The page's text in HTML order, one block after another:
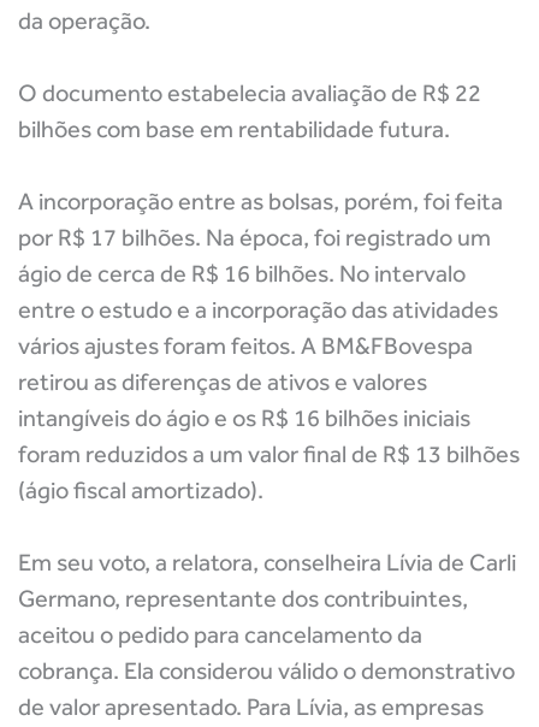
da operação.
O documento estabelecia avaliação de R$ 22
bilhões com base em rentabilidade futura.
A incorporação entre as bolsas, porém, foi feita
por R$ 17 bilhões. Na época, foi registrado um
ágio de cerca de R$ 16 bilhões. No intervalo
entre o estudo e a incorporação das atividades
vários ajustes foram feitos. A BM&FBovespa
retirou as diferenças de ativos e valores
intangíveis do ágio e os R$ 16 bilhões iniciais
foram reduzidos a um valor final de R$ 13 bilhões
(ágio fiscal amortizado).
Em seu voto, a relatora, conselheira Lívia de Carli
Germano, representante dos contribuintes,
aceitou o pedido para cancelamento da
cobrança. Ela considerou válido o demonstrativo
de valor apresentado. Para Lívia, as empresas